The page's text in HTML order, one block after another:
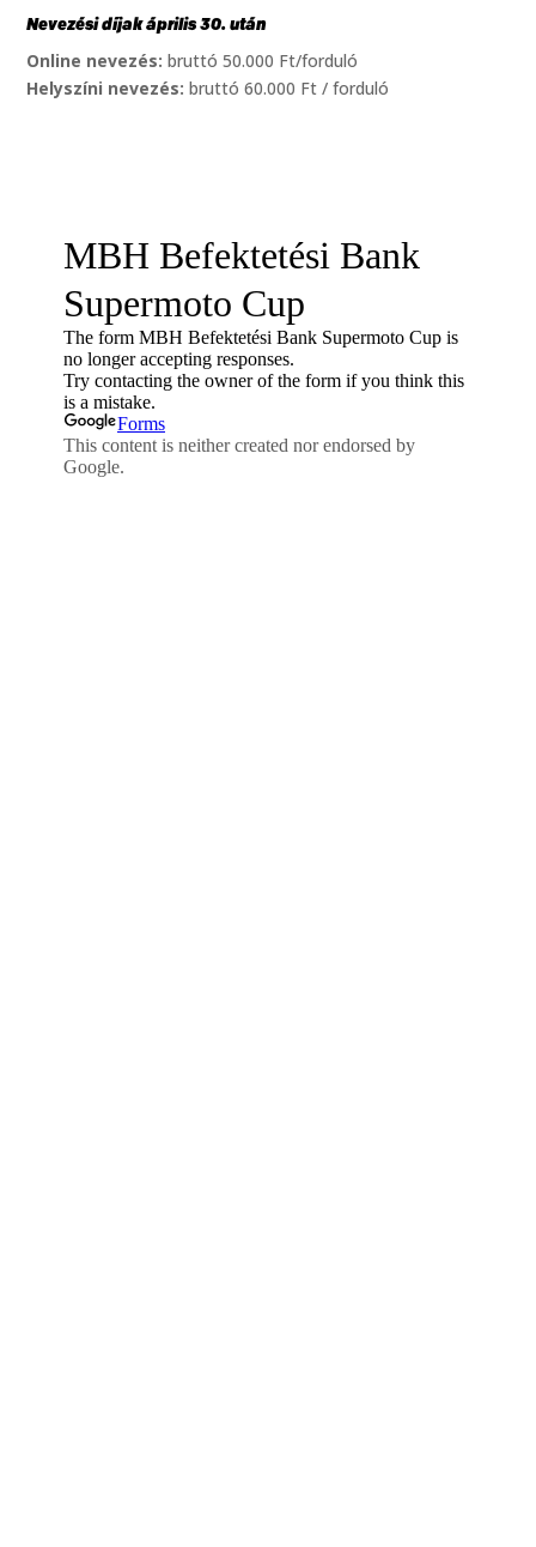
Nevezési díjak április 30. után
Online nevezés: bruttó 50.000 Ft/forduló
Helyszíni nevezés:bruttó 60.000 Ft / forduló